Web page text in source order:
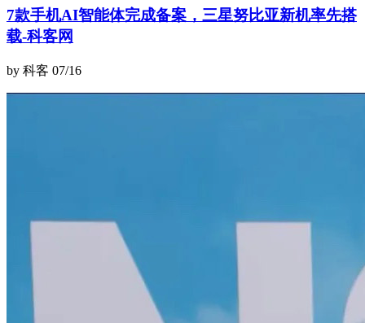
7款手机AI智能体完成备案，三星努比亚新机率先搭
载-科客网
by 科客 07/16